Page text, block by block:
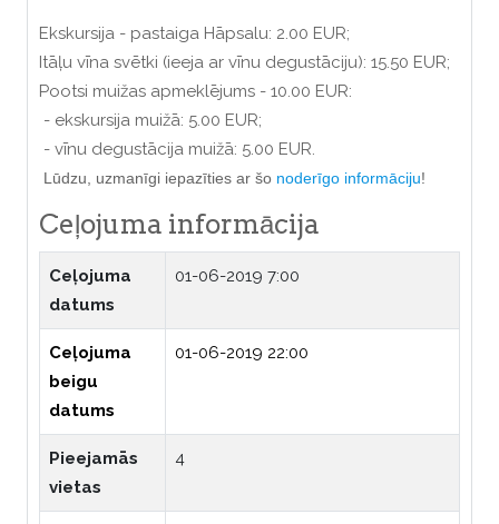
Ekskursija - pastaiga Hāpsalu: 2.00 EUR;
Itāļu vīna svētki (ieeja ar vīnu degustāciju): 15.50 EUR;
Pootsi muižas apmeklējums - 10.00 EUR:
- ekskursija muižā: 5.00 EUR;
- vīnu degustācija muižā: 5.00 EUR.
Lūdzu, uzmanīgi iepazīties ar šo noderīgo informāciju!
Ceļojuma informācija
Ceļojuma
datums
01-06-2019 7:00
Ceļojuma
beigu
datums
01-06-2019 22:00
Pieejamās
vietas
4